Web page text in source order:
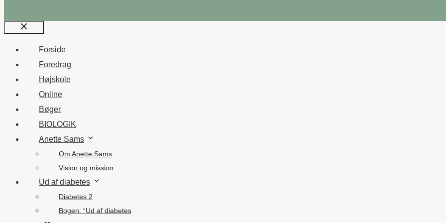
Luk
Forside
Foredrag
Højskole
Online
Bøger
BIOLOGIK
Anette Sams
Om Anette Sams
Vision og mission
Ud af diabetes
Diabetes 2
Bogen: “Ud af diabetes